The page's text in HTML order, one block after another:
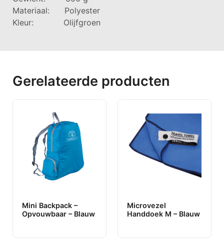
Materiaal: Polyester
Kleur: Olijfgroen
Gerelateerde producten
Mini Backpack –
Opvouwbaar – Blauw
Microvezel
Handdoek M – Blauw